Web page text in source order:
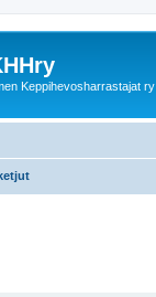
Keppihevosharrastajat ry